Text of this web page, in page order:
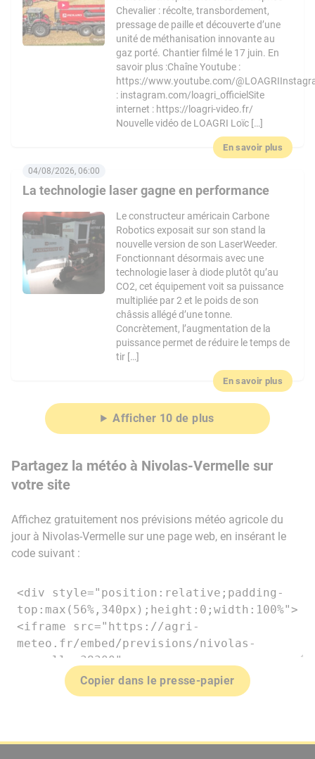
Chevalier : récolte, transbordement,
pressage de paille et découverte d’une
unité de méthanisation innovante au
gaz porté. Chantier filmé le 17 juin. En
savoir plus :Chaîne Youtube :
https://www.youtube.com/
: instagram.com/loagri_officielSite
internet : https://loagri-video.fr/
Nouvelle vidéo de LOAGRI Loïc […]
En savoir plus
La technologie laser gagne en performance
04/08/2026, 06:00
Le constructeur américain Carbone
Robotics exposait sur son stand la
nouvelle version de son LaserWeeder.
Fonctionnant désormais avec une
technologie laser à diode plutôt qu’au
CO2, cet équipement voit sa puissance
multipliée par 2 et le poids de son
châssis allégé d’une tonne.
Concrètement, l’augmentation de la
puissance permet de réduire le temps de
tir […]
En savoir plus
Afficher 10 de plus
Partagez la météo à Nivolas-Vermelle sur
votre site
Affichez gratuitement nos prévisions météo agricole du
jour à Nivolas-Vermelle sur une page web, en insérant le
code suivant :
Copier dans le presse-papier